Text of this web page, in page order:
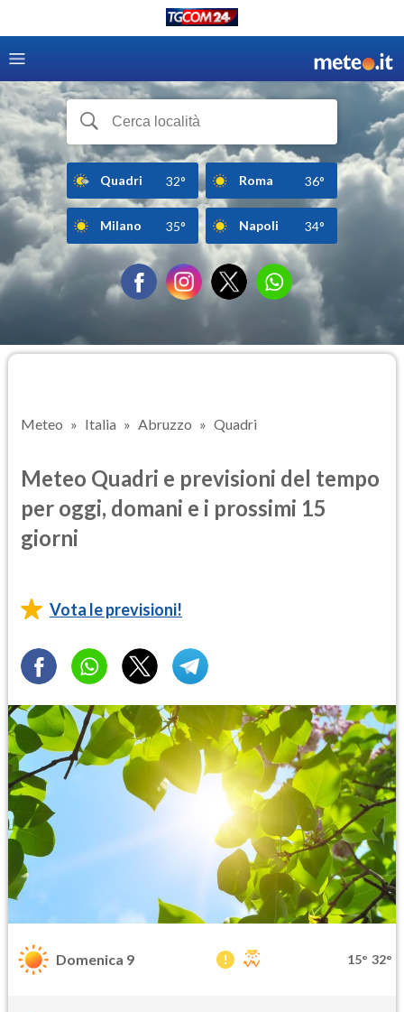
Quadri 32° Roma 36°
Milano 35° Napoli 34°
Meteo Italia Abruzzo Quadri
Meteo Quadri e previsioni del tempo
per oggi, domani e i prossimi 15
giorni
Vota le previsioni!
Domenica 9 15° 32°